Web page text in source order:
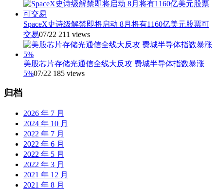
SpaceX史诗级解禁即将启动 8月将有1160亿美元股票可
交易07/22 211 views
美股芯片存储光通信全线大反攻 费城半导体指数暴涨
5%07/22 185 views
归档
2026 年 7 月
2024 年 10 月
2022 年 7 月
2022 年 6 月
2022 年 5 月
2022 年 3 月
2021 年 12 月
2021 年 8 月